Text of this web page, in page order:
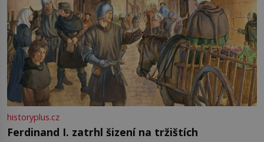
historyplus.cz
Ferdinand I. zatrhl šizení na tržištích